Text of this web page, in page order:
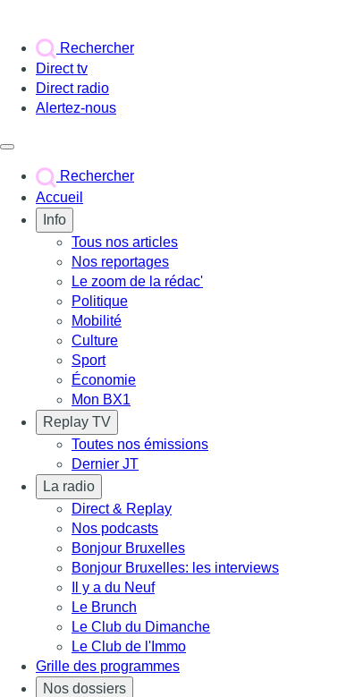
Rechercher
Direct tv
Direct radio
Alertez-nous
Rechercher
Accueil
Info
Tous nos articles
Nos reportages
Le zoom de la rédac'
Politique
Mobilité
Culture
Sport
Économie
Mon BX1
Replay TV
Toutes nos émissions
Dernier JT
La radio
Direct & Replay
Nos podcasts
Bonjour Bruxelles
Bonjour Bruxelles: les interviews
Il y a du Neuf
Le Brunch
Le Club du Dimanche
Le Club de l'Immo
Grille des programmes
Nos dossiers